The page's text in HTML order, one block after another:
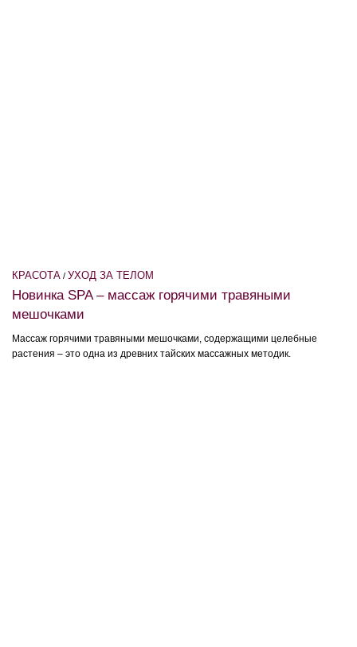
КРАСОТА / УХОД ЗА ТЕЛОМ
Новинка SPA – массаж горячими травяными
мешочками
Массаж горячими травяными мешочками, содержащими целебные
растения – это одна из древних тайских массажных методик.